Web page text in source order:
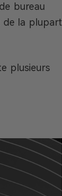
bureau
de la plupart
plusieurs